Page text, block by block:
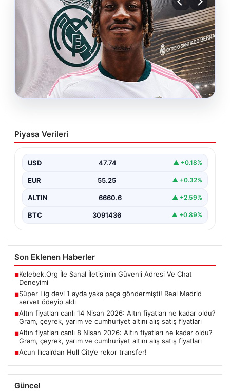
Süper Lig devi 1 ayda yaka paça
göndermişti! Real Madrid servet ödeyip
Fenerbahçe’nin genç ve potansiyelli futbolcularından
katılan…
Piyasa Verileri
USD 47.74 ▲ +0.18%
EUR 55.25 ▲ +0.32%
ALTIN 6660.6 ▲ +2.59%
BTC 3091436 ▲ +0.89%
Son Eklenen Haberler
■Kelebek.Org İle Sanal İletişimin Güvenli Adresi Ve Chat
Deneyimi
■Süper Lig devi 1 ayda yaka paça göndermişti! Real Madrid
servet ödeyip aldı
■Altın fiyatları canlı 14 Nisan 2026: Altın fiyatları ne kadar oldu?
Gram, çeyrek, yarım ve cumhuriyet altını alış satış fiyatları
■Altın fiyatları canlı 8 Nisan 2026: Altın fiyatları ne kadar oldu?
Gram, çeyrek, yarım ve cumhuriyet altını alış satış fiyatları
■Acun Ilıcalı’dan Hull City’e rekor transfer!
Güncel